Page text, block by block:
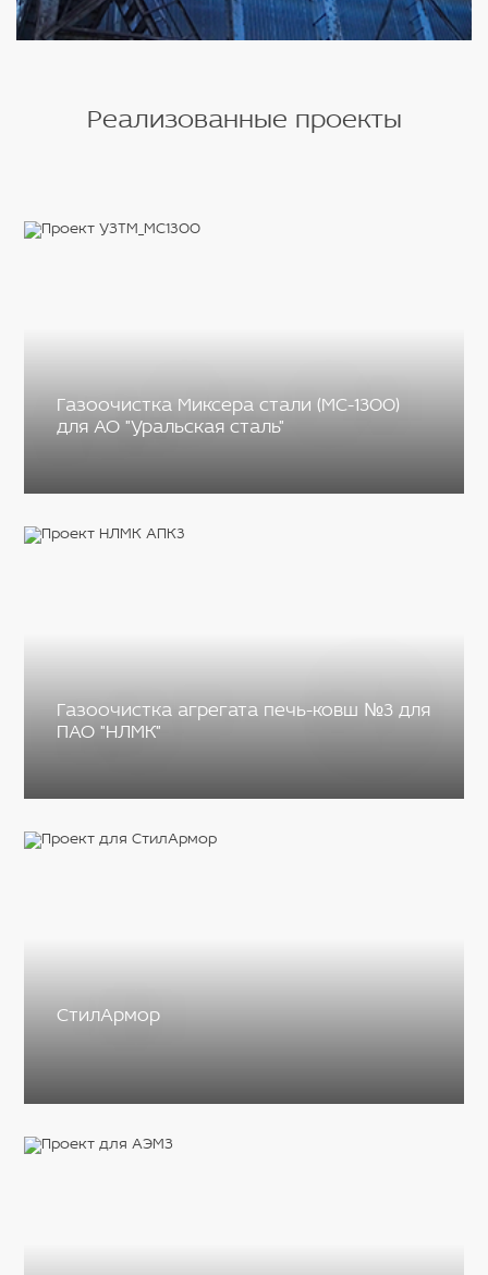
Реализованные проекты
Газоочистка Миксера стали (МС-1300)
для АО "Уральская сталь"
Газоочистка агрегата печь-ковш №3 для
ПАО "НЛМК"
СтилАрмор